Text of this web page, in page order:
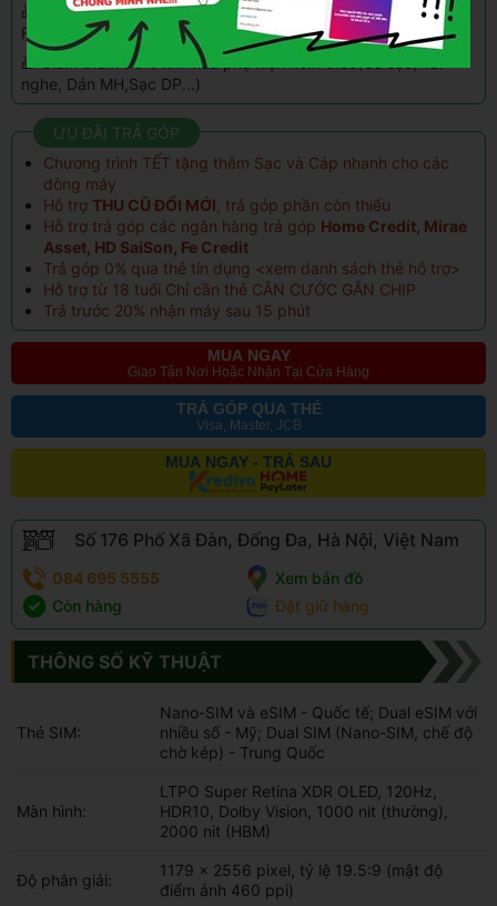
🎁 Giảm100K khi ship xavà đặt hàng chuyển khoản trướctại
Fanpage
🎁 Giảm thêm
30%
khi mua phụ kiện kèm theo(Củ sạc, Tai
nghe, Dán MH,Sạc DP...)
ƯU ĐÃI TRẢ GÓP
Chương trình TẾT tặng thêm Sạc và Cáp nhanh cho các
dòng máy
Hỗ trợ THU CŨ ĐỔI MỚI , trả góp phần còn thiếu
Hỗ trợ trả góp các ngân hàng trả góp Home Credit, Mirae
Asset, HD SaiSon, Fe Credit
Trả góp 0% qua thẻ tín dụng <xem danh sách thẻ hỗ trợ>
Hỗ trợ từ 18 tuổi Chỉ cần thẻ CĂN CƯỚC GẮN CHIP
Trả trước 20% nhận máy sau 15 phút
MUA NGAY
Giao Tận Nơi Hoặc Nhận Tại Cửa Hàng
TRẢ GÓP QUA THẺ
Visa, Master, JCB
MUA NGAY - TRẢ SAU
Số 176 Phố Xã Đàn, Đống Đa, Hà Nội, Việt Nam
084 695 5555
Xem bản đồ
Còn hàng
Đặt giữ hàng
THÔNG SỐ KỸ THUẬT
Thẻ SIM:
Nano-SIM và eSIM - Quốc tế; Dual eSIM với
nhiều số - Mỹ; Dual SIM (Nano-SIM, chế độ
chờ kép) - Trung Quốc
Màn hình:
LTPO Super Retina XDR OLED, 120Hz,
HDR10, Dolby Vision, 1000 nit (thường),
2000 nit (HBM)
Độ phân giải:
1179 x 2556 pixel, tỷ lệ 19.5:9 (mật độ
điểm ảnh 460 ppi)